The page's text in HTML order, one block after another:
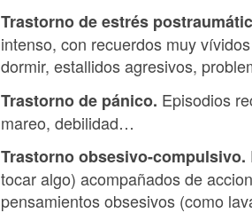
Trastorno de estrés
intenso, con recuerdos muy
dormir, estallidos agresivos,
Trastorno de pánico. Episodios
mareo, debilidad…
Trastorno obsesivo-compulsivo.
tocar algo) acompañados de
pensamientos obsesivos (como